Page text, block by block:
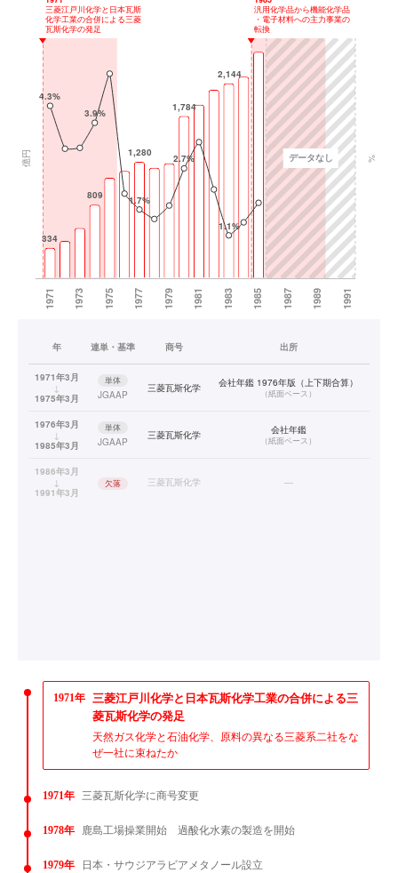
年 連単・基準 商号 出所
1971年3月
↓
1975年3月
単体
JGAAP
三菱瓦斯化学 会社年鑑 1976年版（上下期合算）
（紙面ベース）
1976年3月
↓
1985年3月
単体
JGAAP
三菱瓦斯化学 会社年鑑
（紙面ベース）
1986年3月
↓
1991年3月
欠落 三菱瓦斯化学 —
1971年 三菱江戸川化学と日本瓦斯化学工業の合併による三
菱瓦斯化学の発足
天然ガス化学と石油化学、原料の異なる三菱系二社をな
ぜ一社に束ねたか
1971年 三菱瓦斯化学に商号変更
1978年 鹿島工場操業開始 過酸化水素の製造を開始
1979年 日本・サウジアラビアメタノール設立